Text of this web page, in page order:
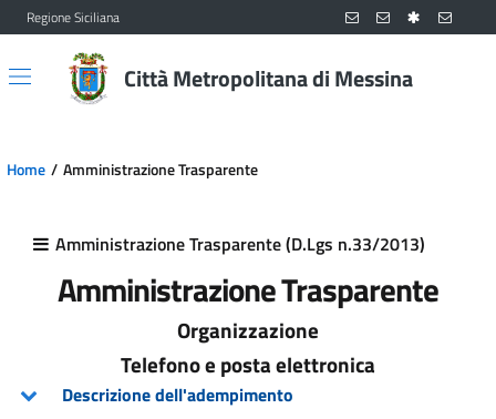
Vai al contenuto principale
Vai al menu principale
Regione Siciliana
Città Metropolitana di Messina
Home Amministrazione Trasparente
Amministrazione Trasparente (D.Lgs n.33/2013)
Amministrazione Trasparente
Organizzazione
Telefono e posta elettronica
Descrizione dell'adempimento